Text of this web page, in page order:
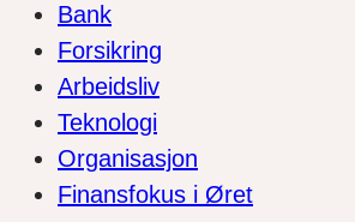
Bank
Forsikring
Arbeidsliv
Teknologi
Organisasjon
Finansfokus i Øret